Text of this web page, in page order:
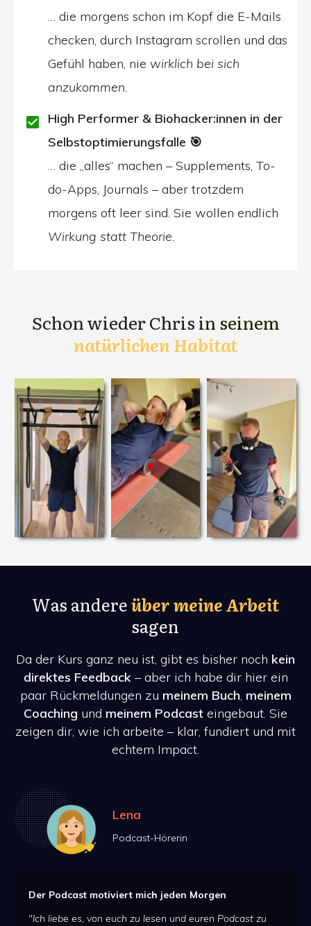
… die morgens schon im Kopf die E-Mails
checken, durch Instagram scrollen und das
Gefühl haben, nie wirklich bei sich
anzukommen.
High Performer & Biohacker:innen in der
Selbstoptimierungsfalle 🎯
… die „alles“ machen – Supplements, To-
do-Apps, Journals – aber trotzdem
morgens oft leer sind. Sie wollen endlich
Wirkung statt Theorie.
Schon wieder Chrisin seinem
natürlichen Habitat
Was andereüber meine Arbeit
sagen
Da der Kurs ganz neu ist, gibt es bisher noch kein
direktes Feedback – aber ich habe dir hier ein
paar Rückmeldungen zu meinem Buch, meinem
Coaching und meinem Podcast eingebaut. Sie
zeigen dir, wie ich arbeite – klar, fundiert und mit
echtem Impact.
Lena
Podcast-Hörerin
Der Podcast motiviert mich jeden Morgen
"Ich liebe es, von euch zu lesen und euren Podcast zu